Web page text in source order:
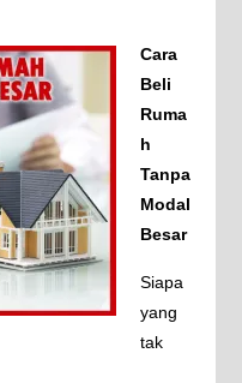
Cara
Beli
Ruma
h
Tanpa
Modal
Besar
Siapa
yang
tak